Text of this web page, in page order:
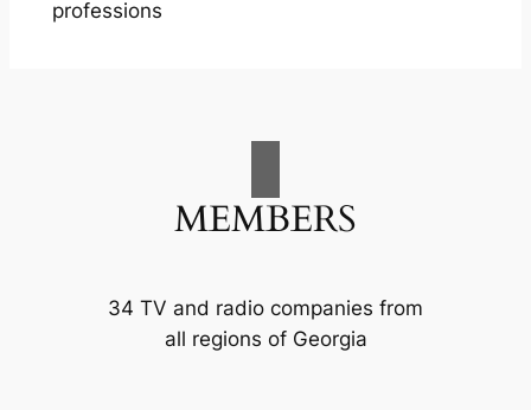
professions
MEMBERS
34 TV and radio companies from
all regions of Georgia